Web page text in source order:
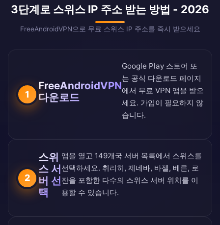
3단계로 스위스 IP 주소 받는 방법 - 2026
FreeAndroidVPN으로 무료 스위스 IP 주소를 즉시 받으세요
1
FreeAndroidVPN
다운로드
Google Play 스토어 또
는 공식 다운로드 페이지
에서 무료 VPN 앱을 받으
세요. 가입이 필요하지 않
습니다.
2
스위
스 서
버 선
택
앱을 열고 149개국 서버 목록에서 스위스를
선택하세요. 취리히, 제네바, 바젤, 베른, 로
잔을 포함한 다수의 스위스 서버 위치를 이
용할 수 있습니다.